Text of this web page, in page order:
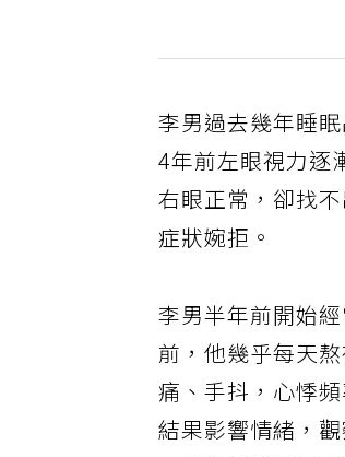
李男過去幾年睡
4年前左眼視力逐
右眼正常，卻找
症狀婉拒。
李男半年前開始
前，他幾乎每天
痛、手抖，心悸
結果影響情緒，